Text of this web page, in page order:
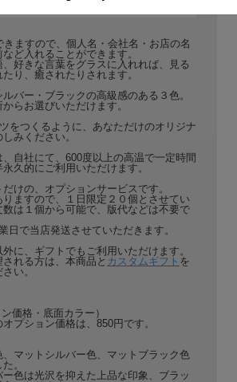
きますので、個人名・会社名・お店の名
ど入れることができます。
、好きな言葉をグラスに入れれば、見る
り、癒されたりされます。
バー・ブラックの高級感のある３色。
らお選びいただけます。
をつくるように、あなただけのオリジナ
みください。
自社にて、600度以上の高温で一定時間
久的にご利用いただけます。
けの、オプションサービスです。
ますので、１日限定２０個とさせてい
数は１個から可能で、版代などは不要で
日で当店発送させていただきます。
に、ギフトでもご利用いただけます。
れる方は、本商品と カスタムギフト を
い。
価格・底面カラー）
プション価格は、850円です。
、マットシルバー色、マットブラック色
。
ー色は光沢を抑えた上品な印象、ブラッ